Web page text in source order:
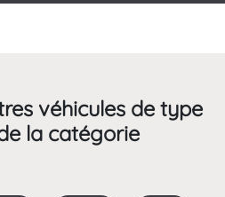
véhicules de type
la catégorie